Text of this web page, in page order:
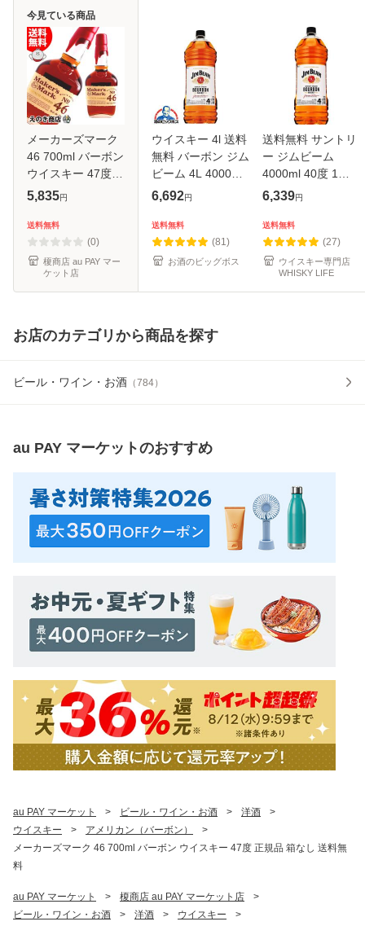
メーカーズマーク
46 700ml バーボン
ウイスキー 47度
正規品 箱なし 送料
5,835円
送料無料
(0)
榎商店 au PAY マー
ケット店
今見ている商品
ウイスキー 4l 送料
無料 バーボン ジム
ビーム 4L 4000ml
ペット×1本
6,692円
送料無料
(81)
お酒のビッグボス
送料無料 サントリ
ー ジムビーム
4000ml 40度 1本
販売 4L バーボン
キー 長S
6,339円
送料無料
(27)
ウイスキー専門店
WHISKY LIFE
お店のカテゴリから商品を探す
ビール・ワイン・お酒 （784）
au PAY マーケットのおすすめ
au PAY マーケット > ビール・ワイン・お酒 > 洋酒
>
ウイスキー
> アメリカン（バーボン）
>
メーカーズマーク 46 700ml バーボン ウイスキー 47度 正規品 箱なし 送料無
料
au PAY マーケット > 榎商店 au PAY マーケット店
>
ビール・ワイン・お酒
> 洋酒 > ウイスキー
>